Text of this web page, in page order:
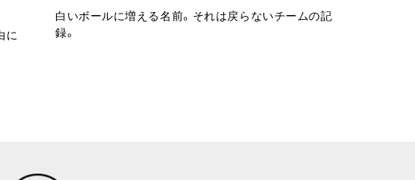
に
白いボールに増える名前。それは戻らないチームの記
録。